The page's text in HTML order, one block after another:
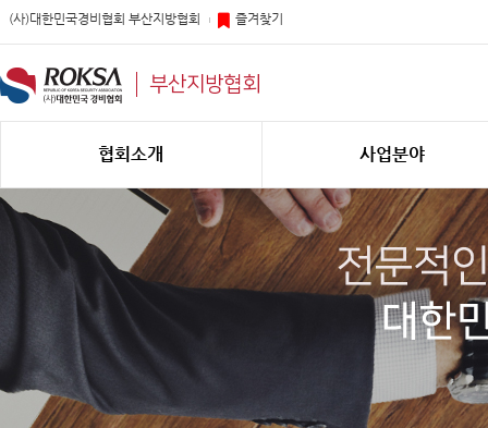
(사)대한민국경비협회 부산지방협회 즐겨찾기
부산지방협회
협회소개 사업분야